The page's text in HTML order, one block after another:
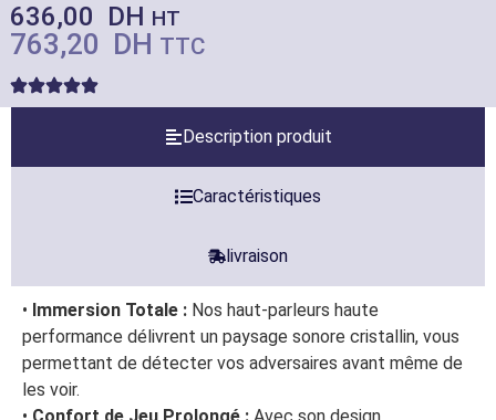
636,00 DH HT
763,20 DH TTC
Description produit
Caractéristiques
livraison
• Immersion Totale : Nos haut-parleurs haute
performance délivrent un paysage sonore cristallin, vous
permettant de détecter vos adversaires avant même de
les voir.
• Confort de Jeu Prolongé : Avec son design